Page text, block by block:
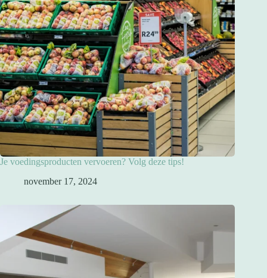
Je voedingsproducten vervoeren? Volg deze tips!
november 17, 2024